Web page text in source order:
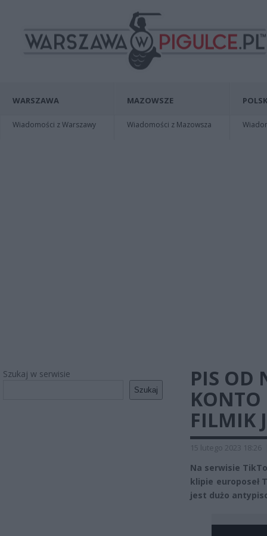
WARSZAWA
Wiadomości z Warszawy
MAZOWSZE
Wiadomości z Mazowsza
Szukaj w serwisie
Szukaj
PIS OD
KONTO
FILMIK
15 lutego 2023 18:26
Na serwisie
klipie europoseł
jest dużo